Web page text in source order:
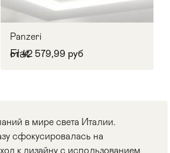
Panzeri
Flat
от 42 579,99 руб
в мире света Италии.
сфокусировалась на
к дизайну с использованием